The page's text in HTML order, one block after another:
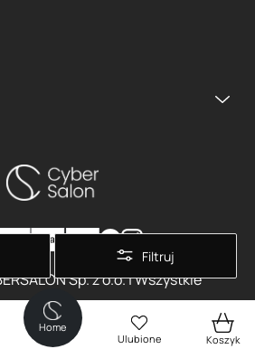
Filtruj
Sp. z o.o. | Wszystkie
Made ByOTREE
Home
Ulubione
Koszyk